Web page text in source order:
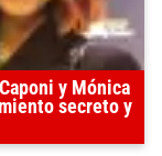
y Mónica
secreto y